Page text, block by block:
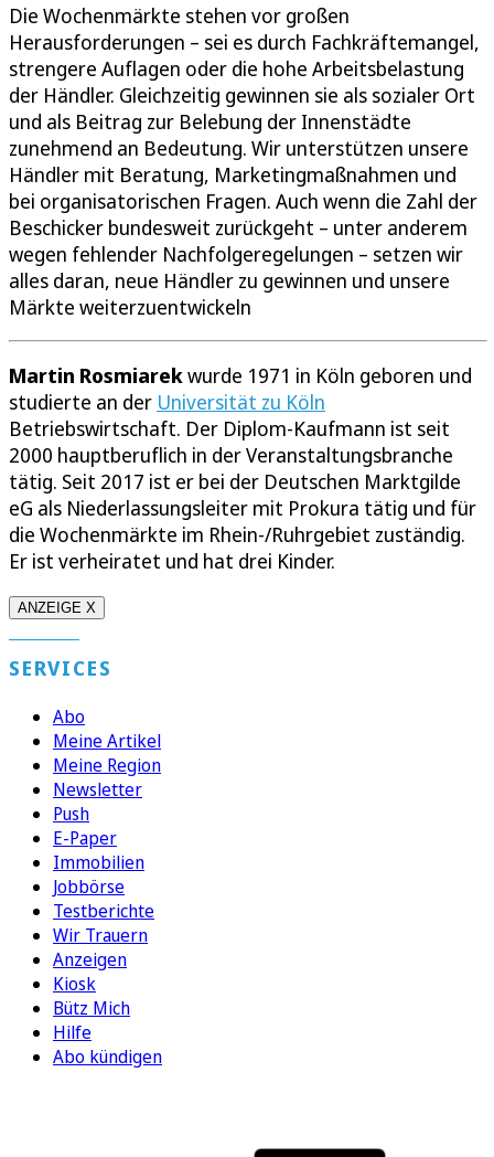
Die Wochenmärkte stehen vor großen
Herausforderungen – sei es durch Fachkräftemangel,
strengere Auflagen oder die hohe Arbeitsbelastung
der Händler. Gleichzeitig gewinnen sie als sozialer Ort
und als Beitrag zur Belebung der Innenstädte
zunehmend an Bedeutung. Wir unterstützen unsere
Händler mit Beratung, Marketingmaßnahmen und
bei organisatorischen Fragen. Auch wenn die Zahl der
Beschicker bundesweit zurückgeht – unter anderem
wegen fehlender Nachfolgeregelungen – setzen wir
alles daran, neue Händler zu gewinnen und unsere
Märkte weiterzuentwickeln
Martin Rosmiarekwurde 1971 in Köln geboren und
studierte an der Universität zu Köln
Betriebswirtschaft. Der Diplom-Kaufmann ist seit
2000 hauptberuflich in der Veranstaltungsbranche
tätig. Seit 2017 ist er bei der Deutschen Marktgilde
eG als Niederlassungsleiter mit Prokura tätig und für
die Wochenmärkte im Rhein-/Ruhrgebiet zuständig.
Er ist verheiratet und hat drei Kinder.
ANZEIGE X
SERVICES
Abo
Meine Artikel
Meine Region
Newsletter
Push
E-Paper
Immobilien
Jobbörse
Testberichte
Wir Trauern
Anzeigen
Kiosk
Bütz Mich
Hilfe
Abo kündigen